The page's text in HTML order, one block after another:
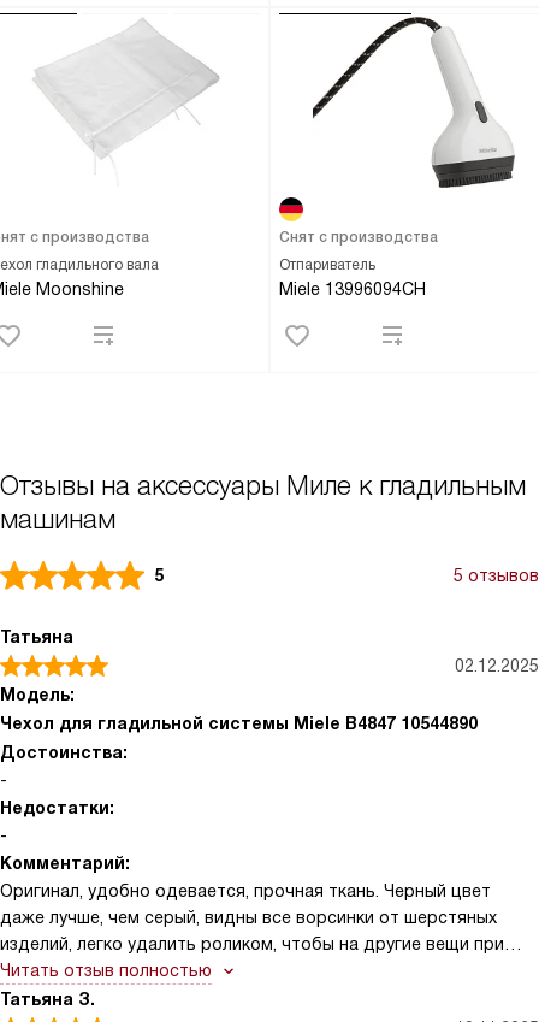
гладильного вала
Moonshine
с производства
Отпариватель
Miele 13996094CH
Снят с производства
Отзывы на аксессуары Миле к гладильным
машинам
5 5 отзывов
Татьяна
02.12.2025
Модель:
Чехол для гладильной системы Miele B4847 10544890
Достоинства:
-
Недостатки:
-
Комментарий:
Оригинал, удобно одевается, прочная ткань. Черный цвет
даже лучше, чем серый, видны все ворсинки от шерстяных
изделий, легко удалить роликом, чтобы на другие вещи при
глажке не прилипали.
Читать отзыв полностью
Татьяна З.